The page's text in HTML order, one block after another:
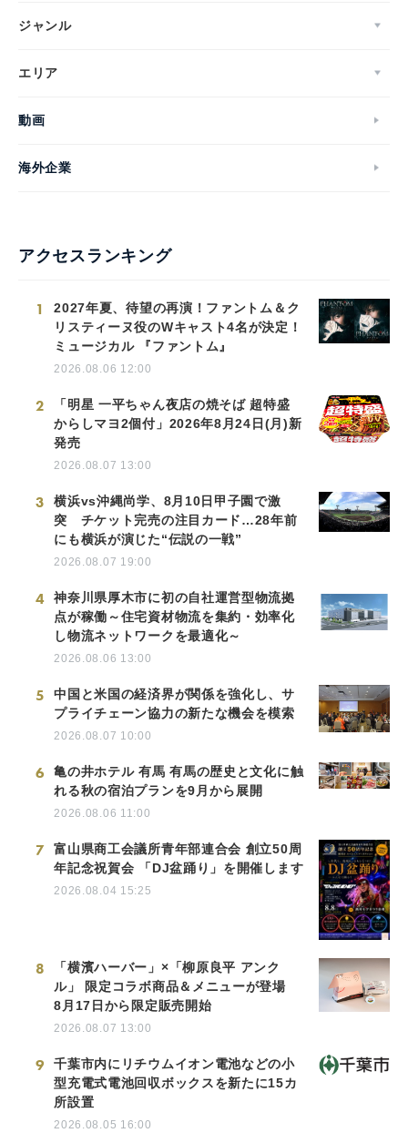
ジャンル
エリア
動画
海外企業
アクセスランキング
1
2027年夏、待望の再演！ファントム＆ク
リスティーヌ役のWキャスト4名が決定！
ミュージカル 『ファントム』
2026.08.06 12:00
2
「明星 一平ちゃん夜店の焼そば 超特盛
からしマヨ2個付」2026年8月24日(月)新
発売
2026.08.07 13:00
3
横浜vs沖縄尚学、8月10日甲子園で激
突 チケット完売の注目カード…28年前
にも横浜が演じた“伝説の一戦”
2026.08.07 19:00
4
神奈川県厚木市に初の自社運営型物流拠
点が稼働～住宅資材物流を集約・効率化
し物流ネットワークを最適化～
2026.08.06 13:00
5
中国と米国の経済界が関係を強化し、サ
プライチェーン協力の新たな機会を模索
2026.08.07 10:00
6
亀の井ホテル 有馬 有馬の歴史と文化に触
れる秋の宿泊プランを9月から展開
2026.08.06 11:00
7
富山県商工会議所青年部連合会 創立50周
年記念祝賀会 「DJ盆踊り」を開催します
2026.08.04 15:25
8
「横濱ハーバー」×「柳原良平 アンク
ル」 限定コラボ商品＆メニューが登場
8月17日から限定販売開始
2026.08.07 13:00
9
千葉市内にリチウムイオン電池などの小
型充電式電池回収ボックスを新たに15カ
所設置
2026.08.05 16:00